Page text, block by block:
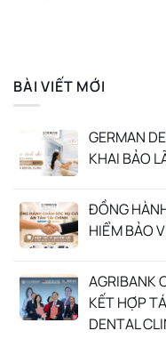
BÀI VIẾT MỚI
GERMAN
KHAI BẢO
ĐỒNG
HIỂM BẢO
AGRIBANK
KẾT HỢP
DENTAL